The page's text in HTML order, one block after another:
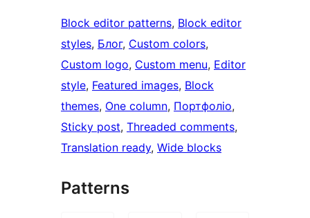
Block editor patterns, Block editor
styles, Блог, Custom colors
Custom logo, Custom menu, Editor
style, Featured images, Block
themes, One column, Портфоліо
Sticky post, Threaded comments
Translation ready, Wide blocks
Patterns